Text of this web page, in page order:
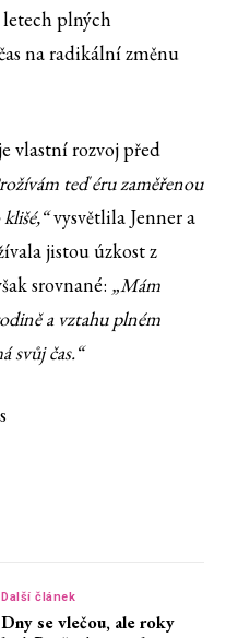
plných
na radikální změnu
vlastní rozvoj před
teď éru zaměřenou
vysvětlila Jenner a
jistou úzkost z
srovnané: „Mám
a vztahu plném
svůj čas.“
Další článek
Dny se vlečou, ale roky